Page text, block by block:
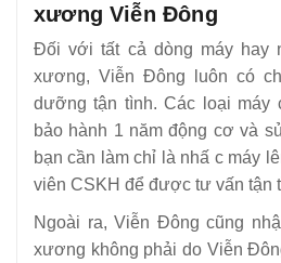
xương Viễn Đông
Đối với tất cả dòng máy hay
xương, Viễn Đông luôn có
dưỡng tận tình. Các loại
bảo hành 1 năm động cơ và
bạn cần làm chỉ là nhấ c máy
viên CSKH để được tư vấn tận
Ngoài ra, Viễn Đông cũng
xương không phải do Viễn